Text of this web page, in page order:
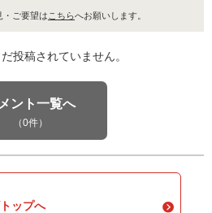
・ご要望は こちらへお願いします。
投稿されていません。
ント一覧へ
（0件）
ップへ